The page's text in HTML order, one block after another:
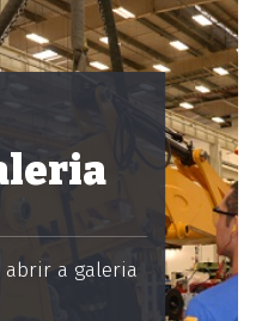
abrir a galeria